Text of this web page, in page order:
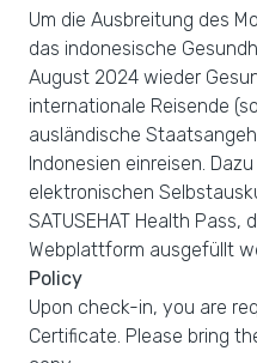
Um die Ausbreitung des
das indonesische
August 2024 wieder
internationale Reisende
ausländische
Indonesien einreisen.
elektronischen
SATUSEHAT Health Pass,
Webplattform ausgefüllt
Policy
Upon check-in, you are
Certificate. Please bring